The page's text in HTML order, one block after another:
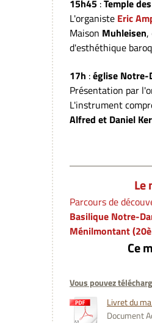
15h45 :Temple
L'organiste Eric
Maison Muhleisen,
d'esthéthique
17h :église Notre-
Présentation par
L'instrument
Alfred et Daniel
Le
Parcours de
Basilique Notre-
Ménilmontant
Ce
Vous pouvez
Livret du
Document